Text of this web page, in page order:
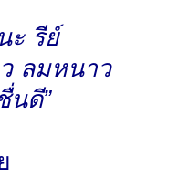
ะ รีย์
ลมหนาว
นดี”